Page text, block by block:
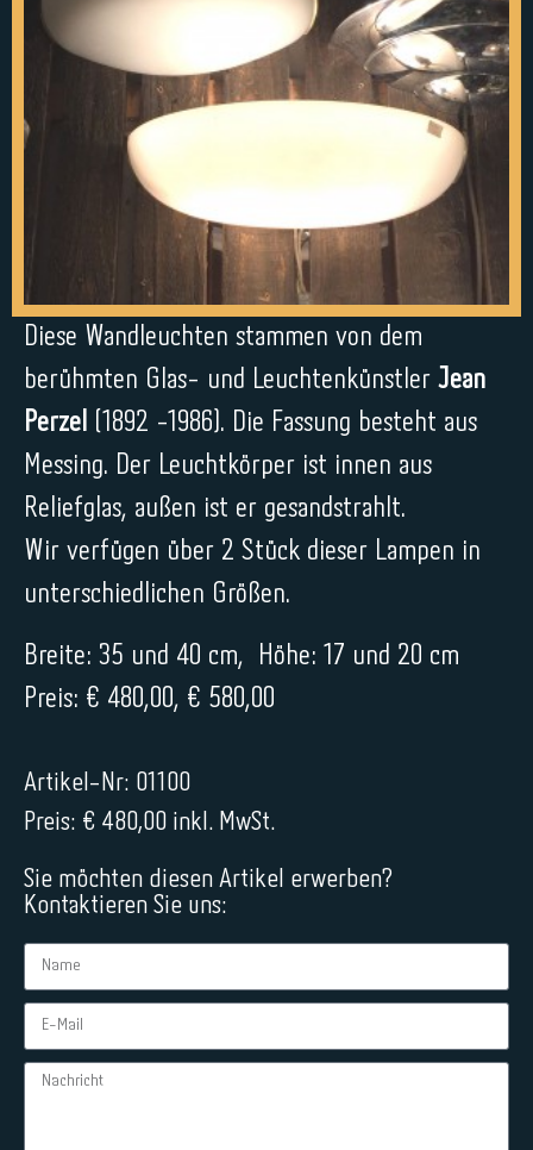
Diese Wandleuchten stammen von dem
berühmten Glas- und Leuchtenkünstler Jean
Perzel
(1892 -1986). Die Fassung besteht aus
Messing. Der Leuchtkörper ist innen aus
Reliefglas, außen ist er gesandstrahlt.
Wir verfügen über 2 Stück dieser Lampen in
unterschiedlichen Größen.
Breite: 35 und 40 cm, Höhe: 17 und 20 cm
Preis: € 480,00, € 580,00
Artikel-Nr: 01100
Preis: € 480,00 inkl. MwSt.
Sie möchten diesen Artikel erwerben?
Kontaktieren Sie uns: